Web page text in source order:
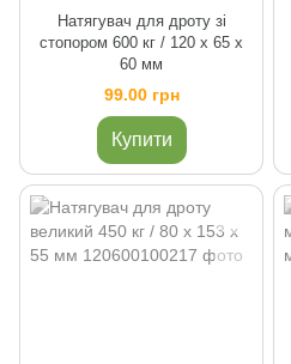
Натягувач для дроту зі
стопором 600 кг / 120 х 65 х
60 мм
99.00 грн
Купити